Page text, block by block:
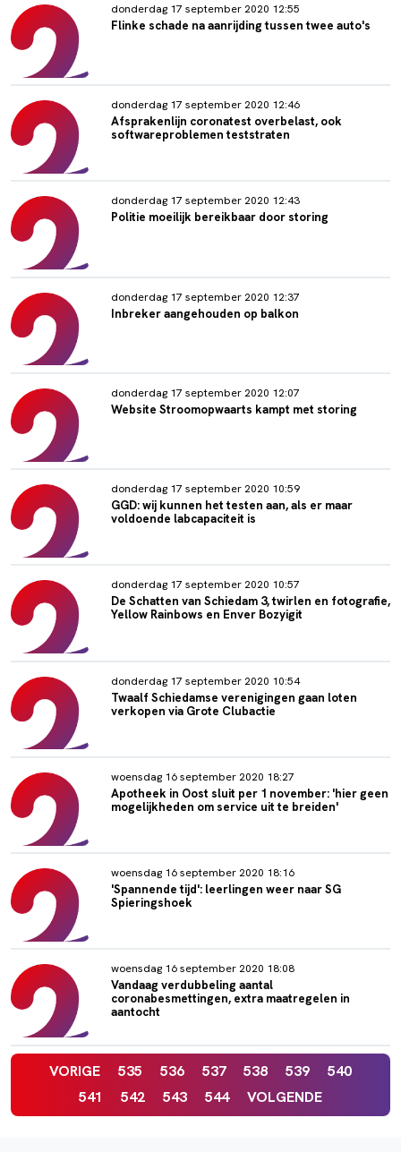
donderdag 17 september 2020 12:55
Flinke schade na aanrijding tussen twee auto's
donderdag 17 september 2020 12:46
Afsprakenlijn coronatest overbelast, ook
softwareproblemen teststraten
donderdag 17 september 2020 12:43
Politie moeilijk bereikbaar door storing
donderdag 17 september 2020 12:37
Inbreker aangehouden op balkon
donderdag 17 september 2020 12:07
Website Stroomopwaarts kampt met storing
donderdag 17 september 2020 10:59
GGD: wij kunnen het testen aan, als er maar
voldoende labcapaciteit is
donderdag 17 september 2020 10:57
De Schatten van Schiedam 3, twirlen en fotografie,
Yellow Rainbows en Enver Bozyigit
donderdag 17 september 2020 10:54
Twaalf Schiedamse verenigingen gaan loten
verkopen via Grote Clubactie
woensdag 16 september 2020 18:27
Apotheek in Oost sluit per 1 november: 'hier geen
mogelijkheden om service uit te breiden'
woensdag 16 september 2020 18:16
'Spannende tijd': leerlingen weer naar SG
Spieringshoek
woensdag 16 september 2020 18:08
Vandaag verdubbeling aantal
coronabesmettingen, extra maatregelen in
aantocht
VORIGE 535 536 537 538 539
540
541
542 543 544 VOLGENDE